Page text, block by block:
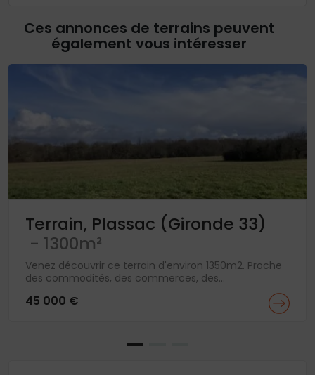
Ces annonces de terrains peuvent
également vous intéresser
Terrain, Plassac (Gironde 33)
- 1300m²
Venez découvrir ce terrain d'environ 1350m2. Proche
des commodités, des commerces, des...
45 000 €